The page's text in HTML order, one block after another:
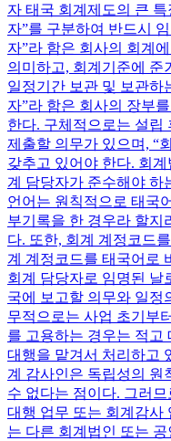
자 태국 회계제도의 큰
자”를 구분하여 반드시
자”라 함은 회사의 회계
의미하고, 회계기준에 준
일정기간 보관 및 보관하
자”라 함은 회사의 장부
한다. 구체적으로는 설립
제출할 의무가 있으며, “
갖추고 있어야 한다. 회
계 담당자가 준수해야 하
언어는 원칙적으로 태국
부기록을 한 경우라 할지
다. 또한, 회계 계정코드
계 계정코드를 태국어로
회계 담당자로 임명된 날
국에 보고할 의무와 일정
무적으로는 사업 초기부
를 고용하는 경우는 적고
대행을 맡겨서 처리하고
계 감사인은 독립성의 원
수 없다는 점이다. 그러
대행 업무 또는 회계감사
는 다른 회계법인 또는